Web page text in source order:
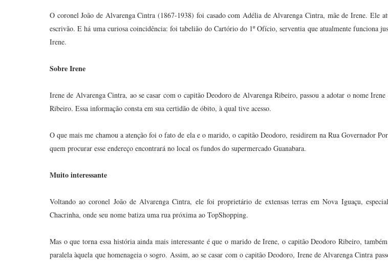
O coronel João de Alvarenga Cintra (1867-1938) foi casado com Adélia de Alvarenga Cintra, mãe de Irene. Ele
escrivão. E há uma curiosa coincidência: foi tabelião do Cartório do 1º Ofício, serventia que atualmente funciona
Irene.
Sobre Irene
Irene de Alvarenga Cintra, ao se casar com o capitão Deodoro de Alvarenga Ribeiro, passou a adotar o nome
Ribeiro. Essa informação consta em sua certidão de óbito, à qual tive acesso.
O que mais me chamou a atenção foi o fato de ela e o marido, o capitão Deodoro, residirem na Rua Governador
quem procurar esse endereço encontrará no local os fundos do supermercado Guanabara.
Muito interessante
Voltando ao coronel João de Alvarenga Cintra, ele foi proprietário de extensas terras em Nova Iguaçu,
Chacrinha, onde seu nome batiza uma rua próxima ao TopShopping.
Mas o que torna essa história ainda mais interessante é que o marido de Irene, o capitão Deodoro Ribeiro,
paralela àquela que homenageia o sogro. Assim, ao se casar com o capitão Deodoro, Irene de Alvarenga Cintra